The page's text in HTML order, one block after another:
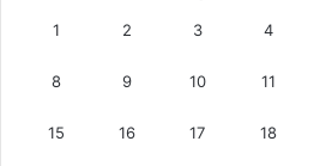
1 2 3 4
8 9 10 11
15 16 17 18